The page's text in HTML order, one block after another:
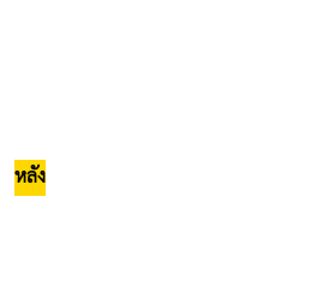
หลัง